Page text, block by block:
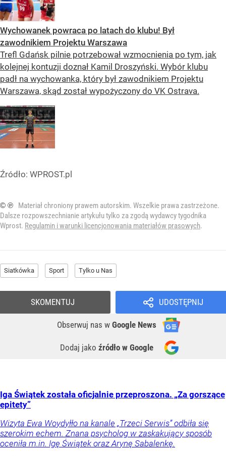
Wychowanek powraca po latach do klubu! Był
zawodnikiem Projektu Warszawa
Trefl Gdańsk pilnie potrzebował wzmocnienia po tym, jak
kolejnej kontuzji doznał Kamil Droszyński. Wybór klubu
padł na wychowanka, który był zawodnikiem Projektu
Warszawa, skąd został wypożyczony do VK Ostrava.
Źródło: WPROST.pl
© ℗
Materiał chroniony prawem autorskim. Wszelkie prawa zastrzeżone.
Dalsze rozpowszechnianie artykułu tylko za zgodą wydawcy tygodnika
Wprost. Regulamin i warunki licencjonowania materiałów prasowych.
Siatkówka Sport Tylko u Nas
UDOSTĘPNIJ
Obserwuj nas w Google News
Dodaj jako źródło w Google
SKOMENTUJ
Iga Świątek została oficjalnie przeproszona. „Za gorszące
epitety”
Wizyta Ewa Woydyłło na kanale „Trzeci Serwis” odbiła się
szerokim echem. Znana psycholog w zaskakujący sposób
oceniła m.in. Igę Świątek oraz Arynę Sabalenkę.